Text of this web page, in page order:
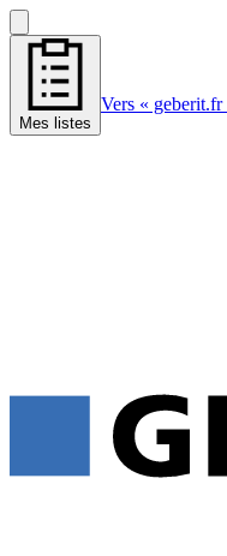
Mes listes
Vers « geberit.fr